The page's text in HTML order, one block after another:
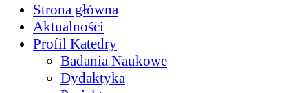
Strona główna
Aktualności
Profil Katedry
Badania Naukowe
Dydaktyka